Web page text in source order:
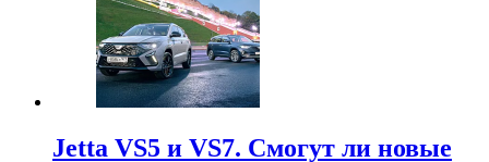
Jetta VS5 и VS7. Смогут ли новые